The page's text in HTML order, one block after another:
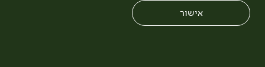
אישור